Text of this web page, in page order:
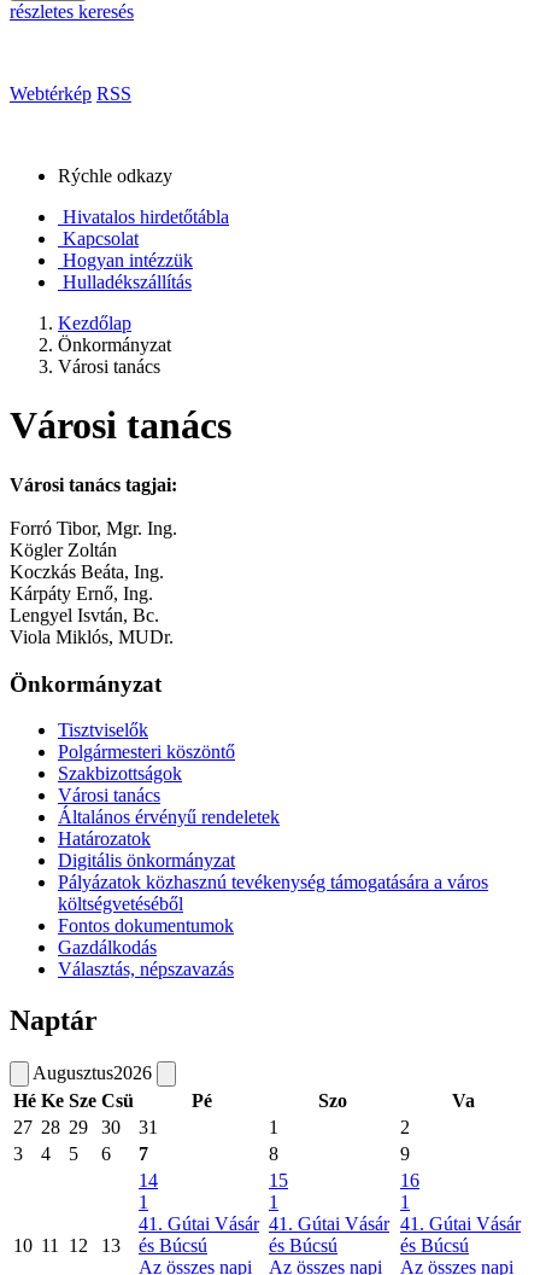
részletes keresés
Webtérkép RSS
Rýchle odkazy
Hivatalos hirdetőtábla
Kapcsolat
Hogyan intézzük
Hulladékszállítás
Kezdőlap
Önkormányzat
Városi tanács
Városi tanács
Városi tanács tagjai:
Forró Tibor, Mgr. Ing.
Kögler Zoltán
Koczkás Beáta, Ing.
Kárpáty Ernő, Ing.
Lengyel Isvtán, Bc.
Viola Miklós, MUDr.
Önkormányzat
Tisztviselők
Polgármesteri köszöntő
Szakbizottságok
Városi tanács
Általános érvényű rendeletek
Határozatok
Digitális önkormányzat
Pályázatok közhasznú tevékenység támogatására a város
költségvetéséből
Fontos dokumentumok
Gazdálkodás
Választás, népszavazás
Naptár
Augusztus2026
Hé Ke Sze Csü Pé Szo
Va
27 28 29 30 31 1
2
3
4 5 6 7 8 9
10 11 12 13
14
1
41. Gútai Vásár
és Búcsú
Az összes napi
15
1
41. Gútai Vásár
és Búcsú
Az összes napi
16
1
41. Gútai Vásár
és Búcsú
Az összes napi